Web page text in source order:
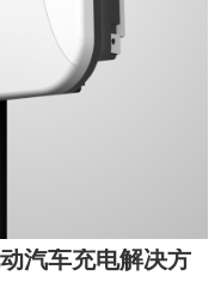
汽车充电解决方